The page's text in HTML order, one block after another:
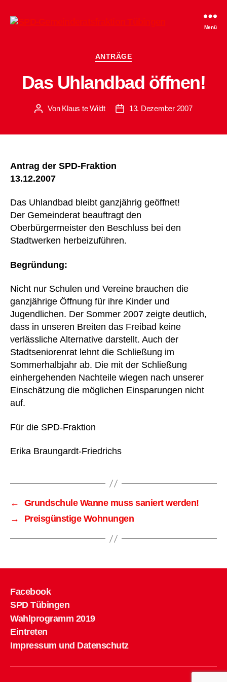
SPD-
Menü
Kategorien
ANTRÄGE
Das Uhlandbad öffnen!
Beitragsautor
Von Klaus te Wildt Beitragsdatum
13. Dezember 2007
Antrag der SPD-Fraktion
13.12.2007
Das Uhlandbad bleibt ganzjährig geöffnet!
Der Gemeinderat beauftragt den
Oberbürgermeister den Beschluss bei den
Stadtwerken herbeizuführen.
Begründung:
Nicht nur Schulen und Vereine brauchen die
ganzjährige Öffnung für ihre Kinder und
Jugendlichen. Der Sommer 2007 zeigte deutlich,
dass in unseren Breiten das Freibad keine
verlässliche Alternative darstellt. Auch der
Stadtseniorenrat lehnt die Schließung im
Sommerhalbjahr ab. Die mit der Schließung
einhergehenden Nachteile wiegen nach unserer
Einschätzung die möglichen Einsparungen nicht
auf.
Für die SPD-Fraktion
Erika Braungardt-Friedrichs
←
Grundschule Wanne muss saniert werden!
→
Preisgünstige Wohnungen
Facebook
SPD Tübingen
Wahlprogramm 2019
Eintreten
Impressum und Datenschutz